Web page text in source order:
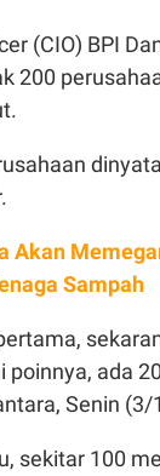
(CIO) BPI
200
Akan
Sampah
ada
Senin
sekitar 100